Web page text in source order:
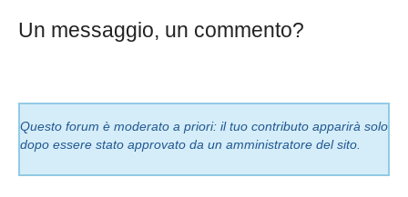
Un messaggio, un commento?
Questo forum è moderato a priori: il tuo contributo apparirà solo
dopo essere stato approvato da un amministratore del sito.